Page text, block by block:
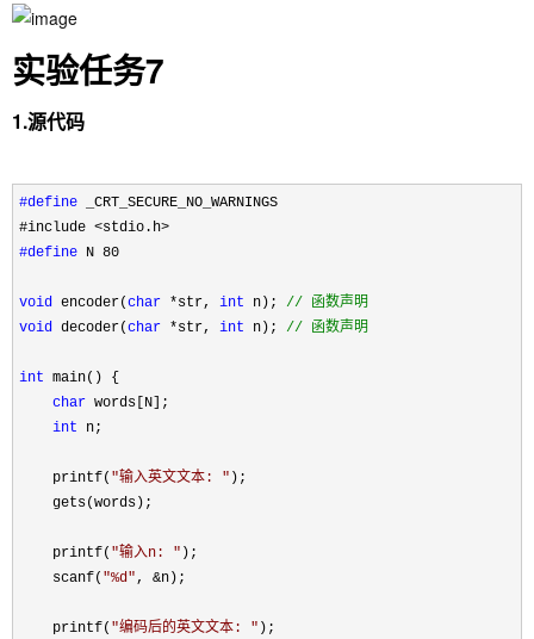
实验任务7
1.源代码
#define _CRT_SECURE_NO_WARNINGS
#include
#define N 80
void encoder(char *str, int n); // 函数声明
void decoder(char *str, int n); // 函数声明
int main() {
char words[N];
int n;
    printf(
"输入英文文本: " );
    gets(words);
    printf(
"输入n: " );
    scanf(
"%d", &n);
    printf(
"编码后的英文文本: " );